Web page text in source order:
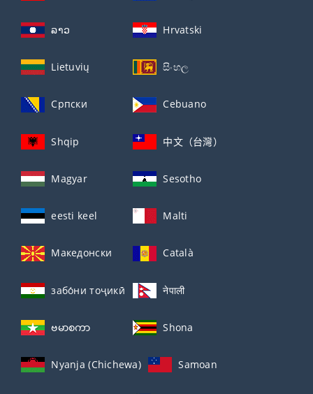
ລາວ Hrvatski
Lietuvių සිංහල
Српски Cebuano
Shqip 中文（台灣）
Magyar Sesotho
eesti keel Malti
Македонски Català
забо́ни тоҷикӣ́ नेपाली
ဗမာစကာ Shona
Nyanja (Chichewa) Samoan